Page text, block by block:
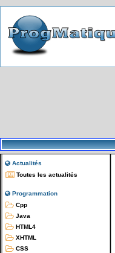
Actualités
Toutes les actualités
Programmation
Cpp
Java
HTML4
XHTML
CSS